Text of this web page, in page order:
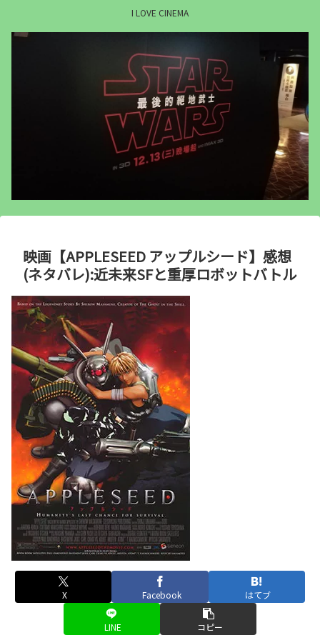
I LOVE CINEMA
映画【APPLESEED アップルシード】感想
(ネタバレ):近未来SFと重厚ロボットバトル
X Facebook はてブ
LINE コピー